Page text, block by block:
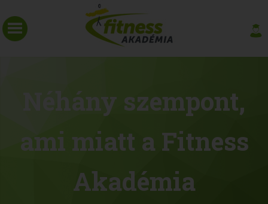
Néhány szempont,
ami miatt a Fitness
Akadémia